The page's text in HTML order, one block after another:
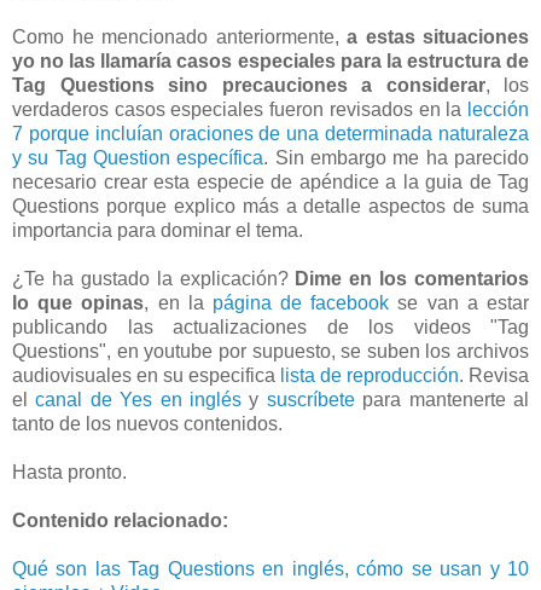
Como he mencionado anteriormente, a estas situaciones
yo no las llamaría casos especiales para la estructura de
Tag Questions sino precauciones a considerar, los
verdaderos casos especiales fueron revisados en la lección
7 porque incluían oraciones de una determinada naturaleza
y su Tag Question específica. Sin embargo me ha parecido
necesario crear esta especie de apéndice a la guia de Tag
Questions porque explico más a detalle aspectos de suma
importancia para dominar el tema.
¿Te ha gustado la explicación? Dime en los comentarios
lo que opinas, en la página de facebook se van a estar
publicando las actualizaciones de los videos "Tag
Questions", en youtube por supuesto, se suben los archivos
audiovisuales en su especifica lista de reproducción. Revisa
elcanal de Yes en inglés y suscríbete para mantenerte al
tanto de los nuevos contenidos.
Hasta pronto.
Contenido relacionado:
Qué son las Tag Questions en inglés, cómo se usan y 10